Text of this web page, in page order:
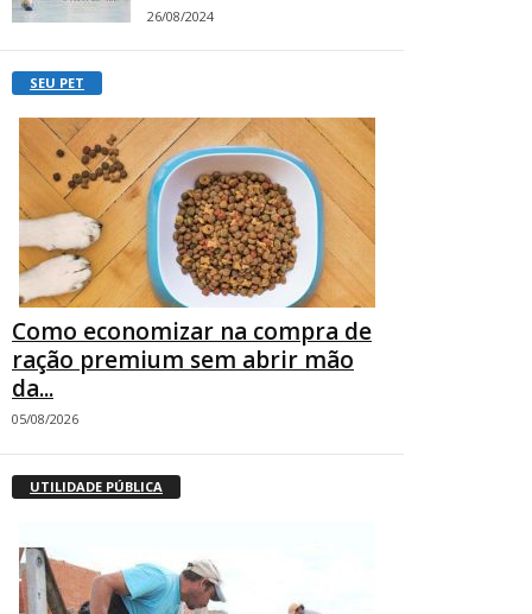
26/08/2024
SEU PET
Como economizar na compra de
ração premium sem abrir mão
da...
05/08/2026
UTILIDADE PÚBLICA